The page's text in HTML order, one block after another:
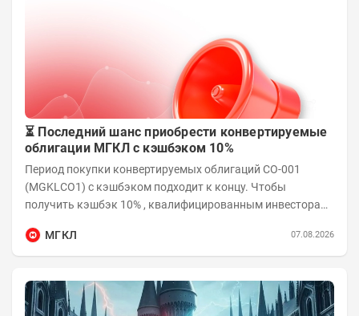
⏳ Последний шанс приобрести конвертируемые
облигации МГКЛ с кэшбэком 10%
Период покупки конвертируемых облигаций СО-001
(MGKLCO1) с кэшбэком подходит к концу. Чтобы
получить кэшбэк 10% , квалифицированным инвесторам
МГКЛ
07.08.2026